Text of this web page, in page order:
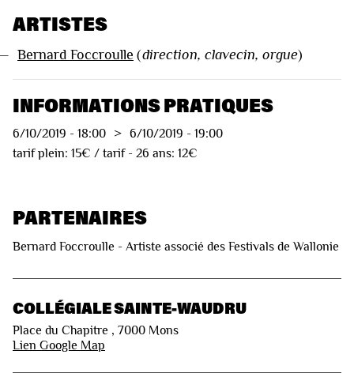
ARTISTES
Bernard Foccroulle (direction, clavecin, orgue)
INFORMATIONS PRATIQUES
6/10/2019 - 18:00 > 6/10/2019 - 19:00
tarif plein: 15€ / tarif - 26 ans: 12€
PARTENAIRES
Bernard Foccroulle - Artiste associé des Festivals de Wallonie
COLLÉGIALE SAINTE-WAUDRU
Place du Chapitre , 7000 Mons
Lien Google Map